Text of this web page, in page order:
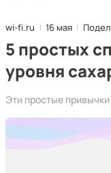
wi-fi.ru 16 мая
5 простых
уровня
Эти простые